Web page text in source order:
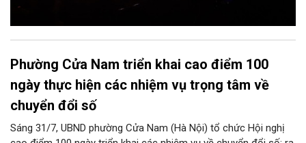
Phường Cửa Nam triển khai cao điểm 100
ngày thực hiện các nhiệm vụ trọng tâm về
chuyển đổi số
Sáng 31/7, UBND phường Cửa Nam (Hà Nội) tổ chức Hội nghị